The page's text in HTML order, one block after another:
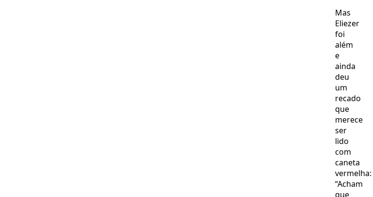
Mas
Eliezer
foi
além
e
ainda
deu
um
recado
que
merece
ser
lido
com
caneta
vermelha:
“Acham
que